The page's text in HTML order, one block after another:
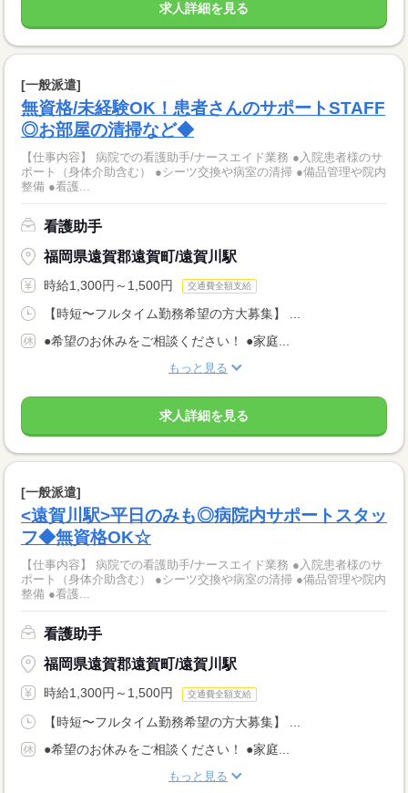
求人詳細を見る
[一般派遣]
無資格/未経験OK！患者さんのサポートSTAFF
◎お部屋の清掃など◆
【仕事内容】 病院での看護助手/ナースエイド業務 ●入院患者様のサ
ポート（身体介助含む） ●シーツ交換や病室の清掃 ●備品管理や院内
整備 ●看護...
看護助手
福岡県遠賀郡遠賀町/遠賀川駅
時給1,300円～1,500円 交通費全額支給
【時短〜フルタイム勤務希望の方大募集】 ...
●希望のお休みをご相談ください！ ●家庭...
もっと見る
求人詳細を見る
[一般派遣]
<遠賀川駅>平日のみも◎病院内サポートスタッ
フ◆無資格OK☆
【仕事内容】 病院での看護助手/ナースエイド業務 ●入院患者様のサ
ポート（身体介助含む） ●シーツ交換や病室の清掃 ●備品管理や院内
整備 ●看護...
看護助手
福岡県遠賀郡遠賀町/遠賀川駅
時給1,300円～1,500円 交通費全額支給
【時短〜フルタイム勤務希望の方大募集】 ...
●希望のお休みをご相談ください！ ●家庭...
もっと見る